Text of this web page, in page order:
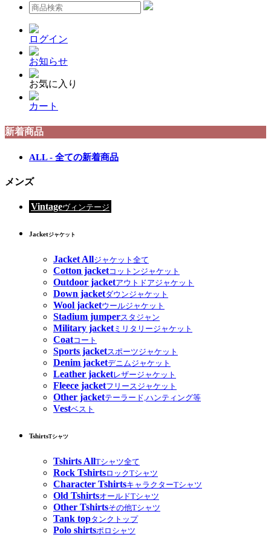
ログイン
お知らせ
お気に入り
カート
新着商品
ALL - 全ての新着商品
メンズ
Vintageヴィンテージ
Jacketジャケット
Jacket Allジャケット全て
Cotton jacketコットンジャケット
Outdoor jacketアウトドアジャケット
Down jacketダウンジャケット
Wool jacketウールジャケット
Stadium jumperスタジャン
Military jacketミリタリージャケット
Coatコート
Sports jacketスポーツジャケット
Denim jacketデニムジャケット
Leather jacketレザージャケット
Fleece jacketフリースジャケット
Other jacketテーラード,ハンティング等
Vestベスト
TshirtsTシャツ
Tshirts AllTシャツ全て
Rock TshirtsロックTシャツ
Character TshirtsキャラクターTシャツ
Old TshirtsオールドTシャツ
Other Tshirtsその他Tシャツ
Tank topタンクトップ
Polo shirtsポロシャツ